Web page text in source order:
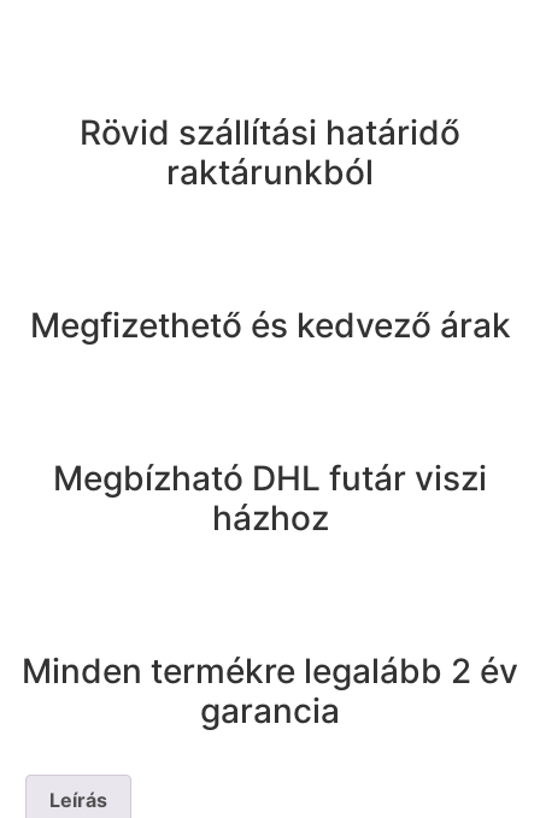
Rövid szállítási határidő
raktárunkból
Megfizethető és kedvező árak
Megbízható DHL futár viszi
házhoz
Minden termékre legalább 2 év
garancia
Leírás